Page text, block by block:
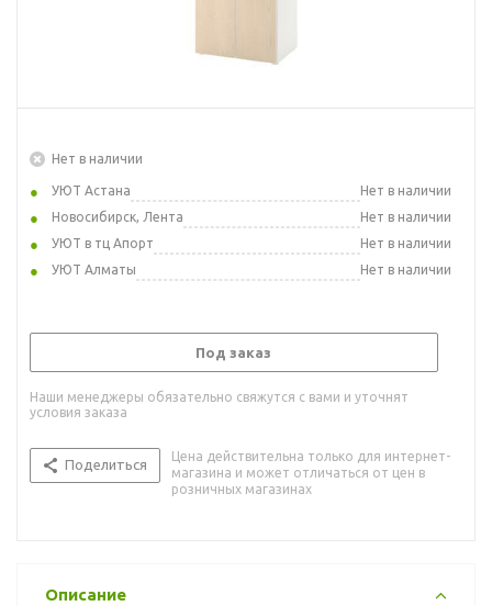
Нет в наличии
УЮТ Астана
Нет в наличии
Новосибирск, Лента
Нет в наличии
УЮТ в тц Апорт
Нет в наличии
УЮТ Алматы
Нет в наличии
Под заказ
Наши менеджеры обязательно свяжутся с вами и уточнят
условия заказа
Поделиться
Цена действительна только для интернет-
магазина и может отличаться от цен в
розничных магазинах
Описание